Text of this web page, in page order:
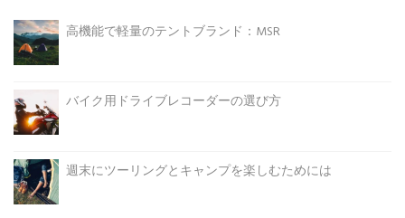
高機能で軽量のテントブランド：MSR
バイク用ドライブレコーダーの選び方
週末にツーリングとキャンプを楽しむためには